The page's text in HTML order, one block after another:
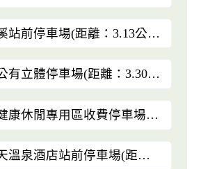
臺鐵礁溪站前停車場(距離：3.13公里)
礁溪鄉公有立體停車場(距離：3.30公里)
礁溪鄉健康休閒專用區收費停車場(距離：3.30公里)
川湯春天溫泉酒店站前停車場(距離：3.36公里)